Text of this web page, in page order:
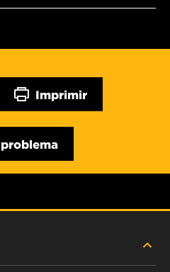
Imprimir